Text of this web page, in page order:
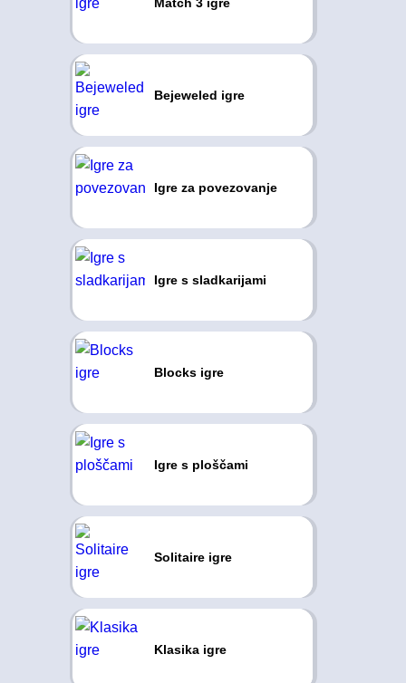
Bejeweled igre
Igre za povezovanje
Igre s sladkarijami
Blocks igre
Igre s ploščami
Solitaire igre
Klasika igre